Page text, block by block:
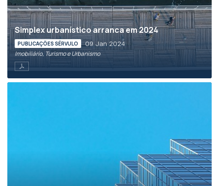
Simplex urbanístico arranca em 2024
PUBLICAÇÕES SÉRVULO 09 Jan 2024
Imobiliário, Turismo e Urbanismo